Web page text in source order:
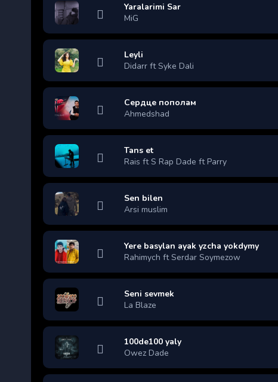
Yaralarimi Sar
MiG
Leyli
Didarr ft Syke Dali
Сердце пополам
Ahmedshad
Tans et
Rais ft S Rap Dade ft Parry
Sen bilen
Arsi muslim
Yere basylan ayak yzcha yokdymy
Rahimych ft Serdar Soymezow
Seni sevmek
La Blaze
100de100 yaly
Owez Dade